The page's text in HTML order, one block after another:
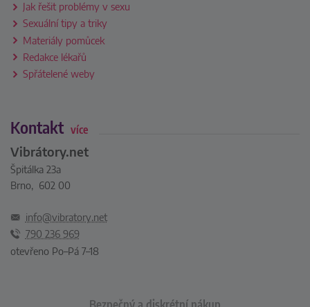
Jak řešit problémy v sexu
Sexuální tipy a triky
Materiály pomůcek
Redakce lékařů
Spřátelené weby
Kontakt více
Vibrátory.net
Špitálka 23a
Brno, 602 00
info@vibratory.net
790 236 969
otevřeno Po–Pá 7–18